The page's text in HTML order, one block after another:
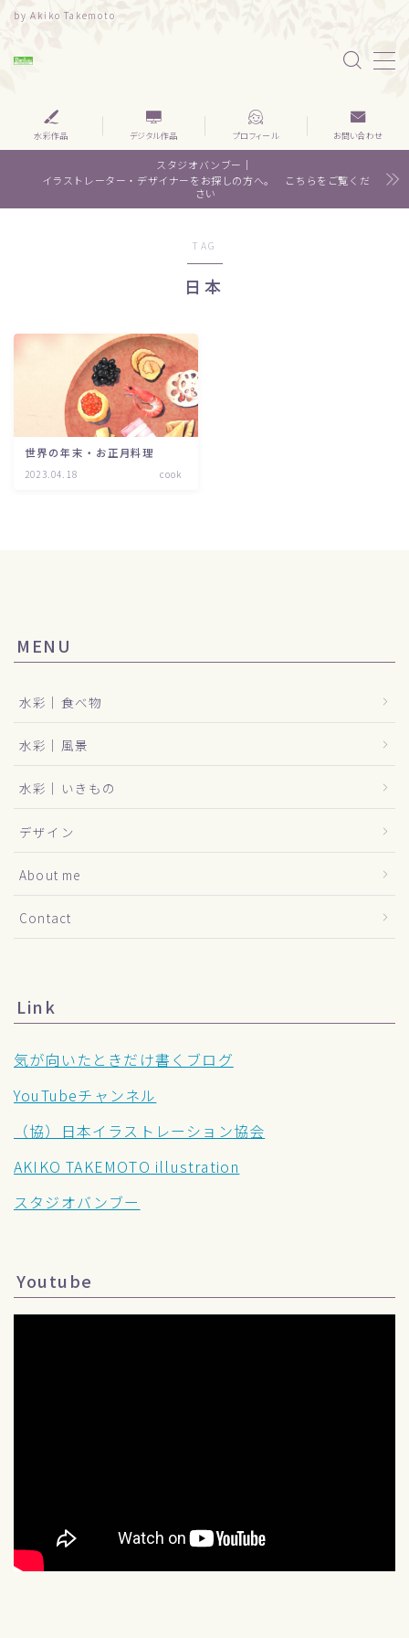
by Akiko Takemoto
MENU
水彩｜食べ物
水彩｜風景
About me
Contact
水彩作品 デジタル作品 プロフィール お問い合わせ
スタジオバンブー｜
イラストレーター・デザイナーをお探しの方へ。 こちらをご覧くだ
さい
TAG
日本
世界の年末・お正月料理
2023.04.18 cook
MENU
水彩｜食べ物
水彩｜風景
水彩｜いきもの
デザイン
About me
Contact
Link
気が向いたときだけ書くブログ
YouTubeチャンネル
（協）日本イラストレーション協会
AKIKO TAKEMOTO illustration
スタジオバンブー
Youtube